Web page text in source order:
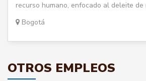
recurso humano, enfocado al deleite
Bogotá
OTROS EMPLEOS